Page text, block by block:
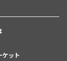
ケット